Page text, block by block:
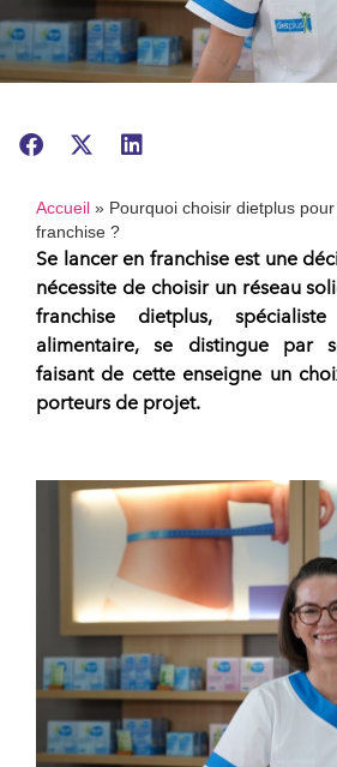
Accueil » Pourquoi choisir dietplus
franchise ?
Se lancer en franchiseest une
nécessite de choisir un réseau
franchise dietplus,
alimentaire, se distingue par
faisant de cette enseigne un
porteurs de projet.